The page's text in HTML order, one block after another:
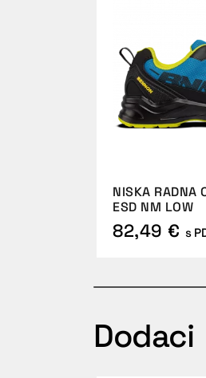
NISKA RADNA
ESD NM LOW
82,49 € s
Dodaci